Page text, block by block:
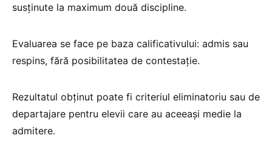
susținute la maximum două discipline.
Evaluarea se face pe baza calificativului: admis sau
respins, fără posibilitatea de contestație.
Rezultatul obținut poate fi criteriul eliminatoriu sau de
departajare pentru elevii care au aceeași medie la
admitere.